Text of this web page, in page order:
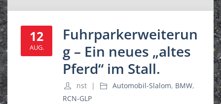
12
AUG.
Fuhrparkerweiterun
g – Ein neues „altes
Pferd“ im Stall.
nst Automobil-Slalom, BMW,
RCN-GLP